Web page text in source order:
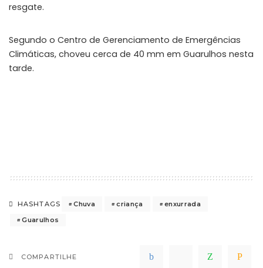
resgate.
Segundo o Centro de Gerenciamento de Emergências
Climáticas, choveu cerca de 40 mm em Guarulhos nesta
tarde.
HASHTAGS Chuva criança
enxurrada
Guarulhos
COMPARTILHE